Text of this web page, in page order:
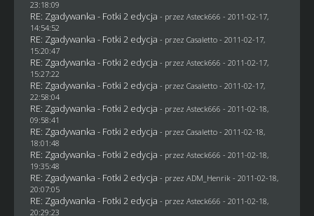
23:18:09
RE: Zgadywanka - Fotki 2 edycja - przez Asteck666 - 2011-02-17,
14:54:52
RE: Zgadywanka - Fotki 2 edycja - przez Casaletto- 2011-02-17,
15:20:47
RE: Zgadywanka - Fotki 2 edycja - przez Asteck666 - 2011-02-17,
15:27:22
RE: Zgadywanka - Fotki 2 edycja - przez Casaletto- 2011-02-17,
22:58:04
RE: Zgadywanka - Fotki 2 edycja - przez Asteck666 - 2011-02-18,
09:58:41
RE: Zgadywanka - Fotki 2 edycja - przez Casaletto- 2011-02-18,
18:01:48
RE: Zgadywanka - Fotki 2 edycja - przez Asteck666 - 2011-02-18,
19:35:48
RE: Zgadywanka - Fotki 2 edycja - przez ADM_Henrik - 2011-02-18,
20:07:05
RE: Zgadywanka - Fotki 2 edycja - przez Asteck666 - 2011-02-18,
20:29:23